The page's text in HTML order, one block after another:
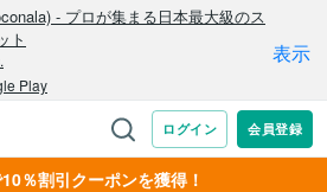
％割引クーポンを獲得！